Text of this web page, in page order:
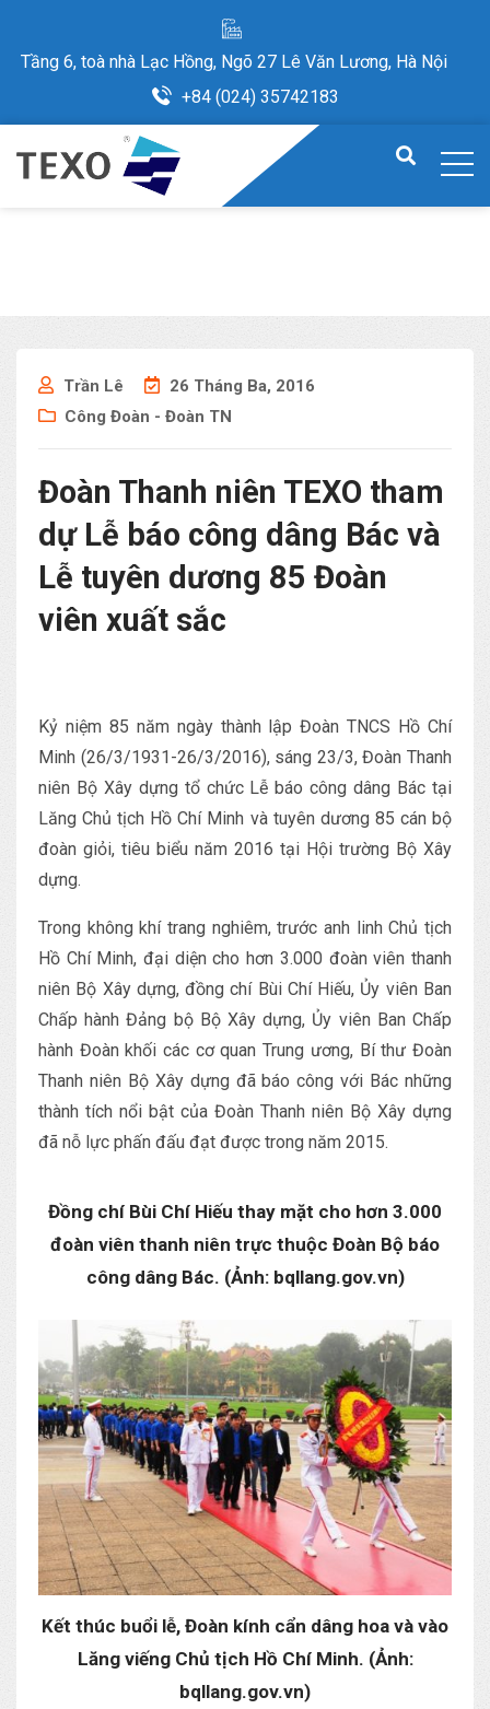
Tầng 6, toà nhà Lạc Hồng, Ngõ 27 Lê Văn Lương, Hà Nội
+84 (024) 35742183
Trần Lê
26 Tháng Ba, 2016
Công Đoàn - Đoàn TN
Đoàn Thanh niên TEXO tham
dự Lễ báo công dâng Bác và
Lễ tuyên dương 85 Đoàn
viên xuất sắc
Kỷ niệm 85 năm ngày thành lập Đoàn TNCS Hồ Chí
Minh (26/3/1931-26/3/2016), sáng 23/3, Đoàn Thanh
niên Bộ Xây dựng tổ chức Lễ báo công dâng Bác tại
Lăng Chủ tịch Hồ Chí Minh và tuyên dương 85 cán bộ
đoàn giỏi, tiêu biểu năm 2016 tại Hội trường Bộ Xây
dựng.
Trong không khí trang nghiêm, trước anh linh Chủ tịch
Hồ Chí Minh, đại diện cho hơn 3.000 đoàn viên thanh
niên Bộ Xây dựng, đồng chí Bùi Chí Hiếu, Ủy viên Ban
Chấp hành Đảng bộ Bộ Xây dựng, Ủy viên Ban Chấp
hành Đoàn khối các cơ quan Trung ương, Bí thư Đoàn
Thanh niên Bộ Xây dựng đã báo công với Bác những
thành tích nổi bật của Đoàn Thanh niên Bộ Xây dựng
đã nỗ lực phấn đấu đạt được trong năm 2015.
Đồng chí Bùi Chí Hiếu thay mặt cho hơn 3.000
đoàn viên thanh niên trực thuộc Đoàn Bộ báo
công dâng Bác. (Ảnh: bqllang.gov.vn)
Kết thúc buổi lễ, Đoàn kính cẩn dâng hoa và vào
Lăng viếng Chủ tịch Hồ Chí Minh. (Ảnh:
bqllang.gov.vn)